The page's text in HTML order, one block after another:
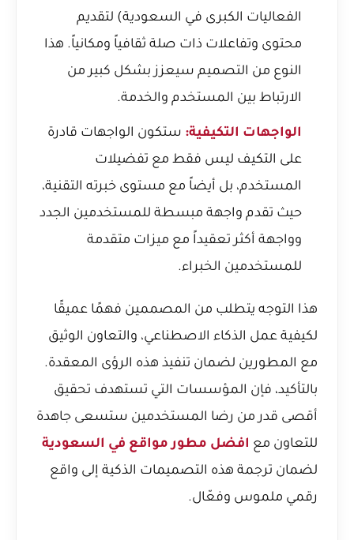
الفعاليات الكبرى في السعودية) لتقديم
محتوى وتفاعلات ذات صلة ثقافياً ومكانياً. هذا
النوع من التصميم سيعزز بشكل كبير من
الارتباط بين المستخدم والخدمة.
الواجهات التكيفية: ستكون الواجهات قادرة
على التكيف ليس فقط مع تفضيلات
المستخدم، بل أيضاً مع مستوى خبرته التقنية،
حيث تقدم واجهة مبسطة للمستخدمين الجدد
وواجهة أكثر تعقيداً مع ميزات متقدمة
للمستخدمين الخبراء.
هذا التوجه يتطلب من المصممين فهمًا عميقًا
لكيفية عمل الذكاء الاصطناعي، والتعاون الوثيق
مع المطورين لضمان تنفيذ هذه الرؤى المعقدة.
بالتأكيد، فإن المؤسسات التي تستهدف تحقيق
أقصى قدر من رضا المستخدمين ستسعى جاهدة
للتعاون مع افضل مطور مواقع في السعودية
لضمان ترجمة هذه التصميمات الذكية إلى واقع
رقمي ملموس وفعّال.